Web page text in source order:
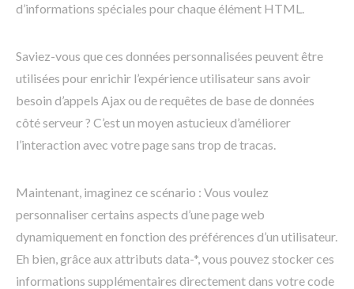
d’informations spéciales pour chaque élément HTML.
Saviez-vous que ces données personnalisées peuvent être
utilisées pour enrichir l’expérience utilisateur sans avoir
besoin d’appels Ajax ou de requêtes de base de données
côté serveur ? C’est un moyen astucieux d’améliorer
l’interaction avec votre page sans trop de tracas.
Maintenant, imaginez ce scénario : Vous voulez
personnaliser certains aspects d’une page web
dynamiquement en fonction des préférences d’un utilisateur.
Eh bien, grâce aux attributs data-*, vous pouvez stocker ces
informations supplémentaires directement dans votre code